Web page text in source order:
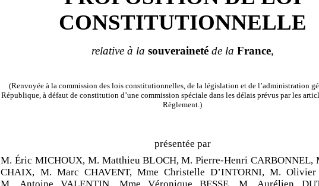
CONSTITUTIONNELLE
relative à la souverainetéde la France,
(Renvoyée à la commission des lois constitutionnelles, de la législation et de l’administration
République, à défaut de constitution d’une commission spéciale dans les délais prévus par les
Règlement.)
présentée par
M. Éric MICHOUX, M. Matthieu BLOCH, M. Pierre-Henri CARBONNEL,
CHAIX, M. Marc CHAVENT, Mme Christelle D’INTORNI, M. Olivier